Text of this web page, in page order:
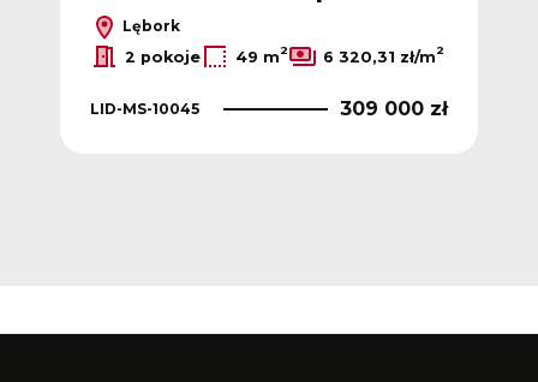
Lębork
2 pokoje
49 m2 6 320,31 zł/m2
LID-MS-10045 309 000 zł